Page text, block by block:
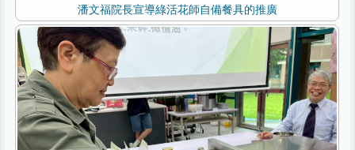
潘文福院長宣導綠活花師自備餐具的推廣